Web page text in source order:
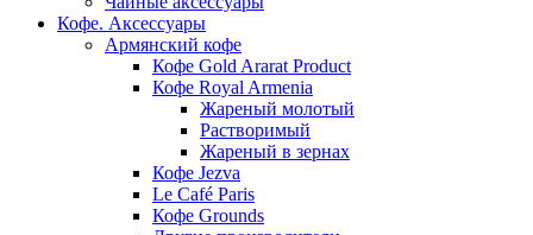
Кофе. Аксессуары
Армянский кофе
Кофе Gold Ararat Product
Кофе Royal Armenia
Жареный молотый
Растворимый
Жареный в зернах
Кофе Jezva
Le Café Paris
Кофе Grounds